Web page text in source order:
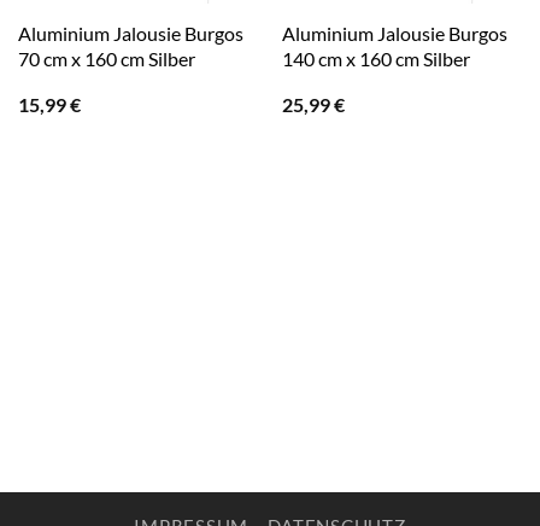
Aluminium Jalousie Burgos
70 cm x 160 cm Silber
15,99€
Aluminium Jalousie Burgos
140 cm x 160 cm Silber
25,99€